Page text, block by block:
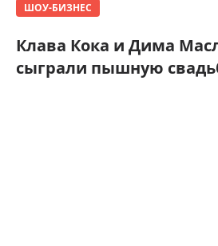
ШОУ-БИЗНЕС
Клава Кока и Дима
сыграли пышную